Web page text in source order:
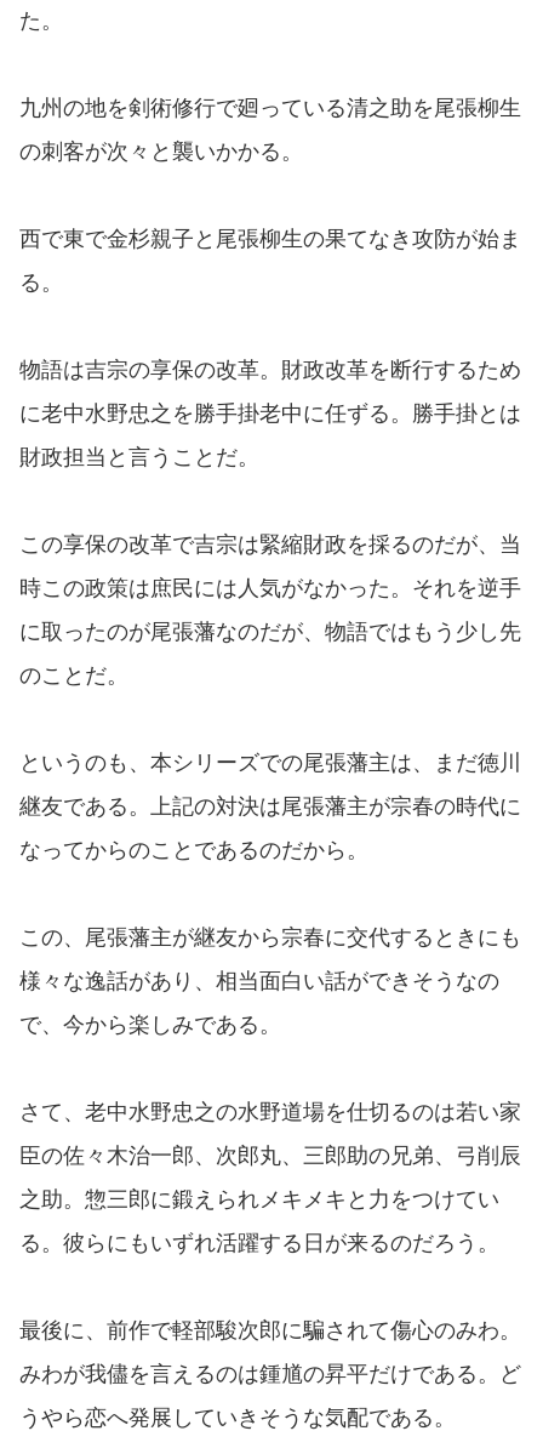
た。
九州の地を剣術修行で廻っている清之助を尾張柳生
の刺客が次々と襲いかかる。
西で東で金杉親子と尾張柳生の果てなき攻防が始ま
る。
物語は吉宗の享保の改革。財政改革を断行するため
に老中水野忠之を勝手掛老中に任ずる。勝手掛とは
財政担当と言うことだ。
この享保の改革で吉宗は緊縮財政を採るのだが、当
時この政策は庶民には人気がなかった。それを逆手
に取ったのが尾張藩なのだが、物語ではもう少し先
のことだ。
というのも、本シリーズでの尾張藩主は、まだ徳川
継友である。上記の対決は尾張藩主が宗春の時代に
なってからのことであるのだから。
この、尾張藩主が継友から宗春に交代するときにも
様々な逸話があり、相当面白い話ができそうなの
で、今から楽しみである。
さて、老中水野忠之の水野道場を仕切るのは若い家
臣の佐々木治一郎、次郎丸、三郎助の兄弟、弓削辰
之助。惣三郎に鍛えられメキメキと力をつけてい
る。彼らにもいずれ活躍する日が来るのだろう。
最後に、前作で軽部駿次郎に騙されて傷心のみわ。
みわが我儘を言えるのは鍾馗の昇平だけである。ど
うやら恋へ発展していきそうな気配である。